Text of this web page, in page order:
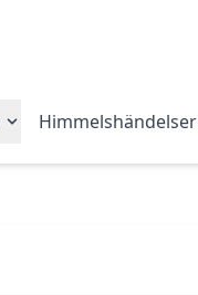
Himmelshändelser